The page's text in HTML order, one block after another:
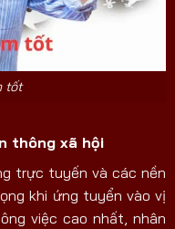
tốt
thông xã hội
trực tuyến và các nền
khi ứng tuyển vào vị
việc cao nhất, nhân